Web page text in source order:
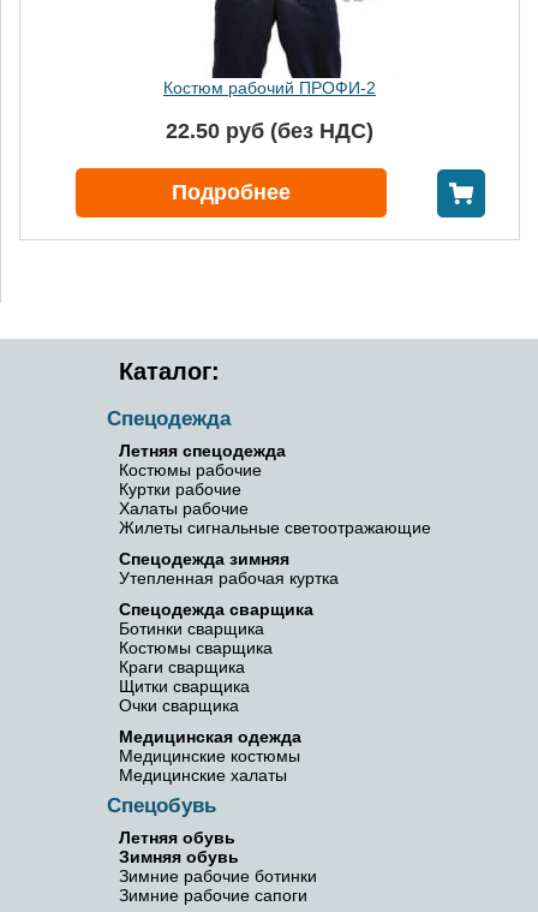
Костюм зимний Стимул-2 СОП
91.40 руб (без НДС)
Подробнее
Каталог:
Спецодежда
Летняя спецодежда
Костюмы рабочие
Куртки рабочие
Халаты рабочие
Жилеты сигнальные светоотражающие
Спецодежда зимняя
Утепленная рабочая куртка
Спецодежда сварщика
Ботинки сварщика
Костюмы сварщика
Краги сварщика
Щитки сварщика
Очки сварщика
Медицинская одежда
Медицинские костюмы
Медицинские халаты
Спецобувь
Летняя обувь
Зимняя обувь
Зимние рабочие ботинки
Зимние рабочие сапоги